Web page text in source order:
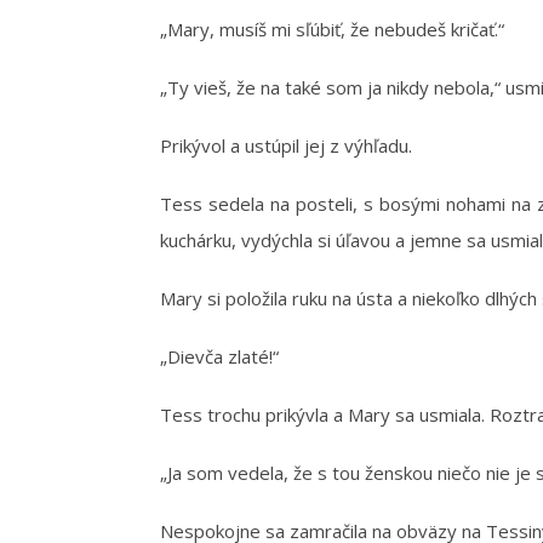
„Mary, musíš mi sľúbiť, že nebudeš kričať.“
„Ty vieš, že na také som ja nikdy nebola,“
Prikývol a ustúpil jej z výhľadu.
Tess sedela na posteli, s bosými nohami na
kuchárku, vydýchla si úľavou a jemne sa
Mary si položila ruku na ústa a niekoľko
„Dievča zlaté!“
Tess trochu prikývla a Mary sa usmiala.
„Ja som vedela, že s tou ženskou niečo nie
Nespokojne sa zamračila na obväzy na